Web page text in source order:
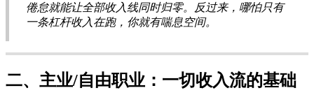
倦怠就能让全部收入线同时归零。反过来，哪怕只有
一条杠杆收入在跑，你就有喘息空间。
二、主业/自由职业：一切收入流的基础